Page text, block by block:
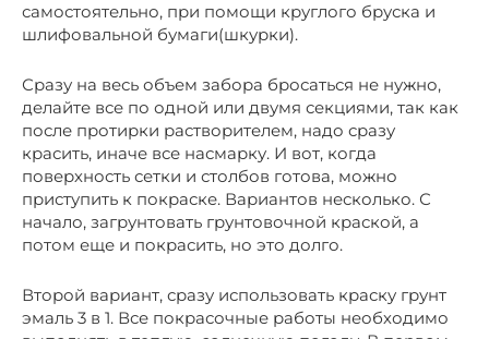
самостоятельно, при помощи круглого бруска и
шлифовальной бумаги(шкурки).
Сразу на весь объем забора бросаться не нужно,
делайте все по одной или двумя секциями, так как
после протирки растворителем, надо сразу
красить, иначе все насмарку. И вот, когда
поверхность сетки и столбов готова, можно
приступить к покраске. Вариантов несколько. С
начало, загрунтовать грунтовочной краской, а
потом еще и покрасить, но это долго.
Второй вариант, сразу использовать краску грунт
эмаль 3 в 1. Все покрасочные работы необходимо